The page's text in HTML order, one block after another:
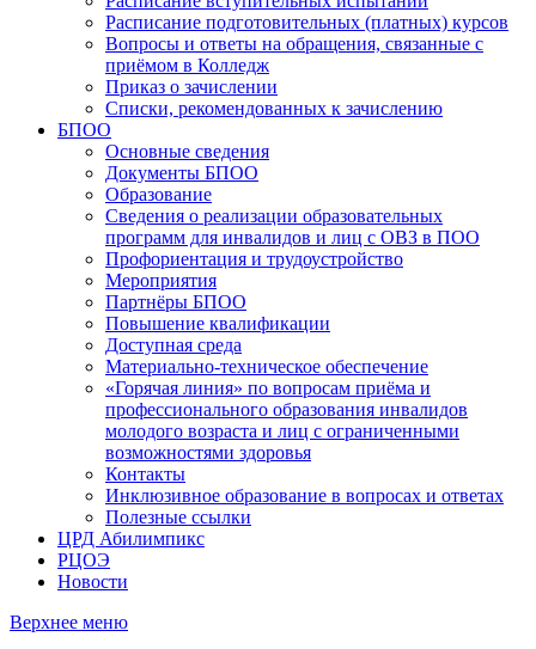
Расписание подготовительных (платных) курсов
Вопросы и ответы на обращения, связанные с
приёмом в Колледж
Приказ о зачислении
Списки, рекомендованных к зачислению
БПОО
Основные сведения
Документы БПОО
Образование
Сведения о реализации образовательных
программ для инвалидов и лиц с ОВЗ в ПОО
Профориентация и трудоустройство
Мероприятия
Партнёры БПОО
Повышение квалификации
Доступная среда
Материально-техническое обеспечение
«Горячая линия» по вопросам приёма и
профессионального образования инвалидов
молодого возраста и лиц с ограниченными
возможностями здоровья
Контакты
Инклюзивное образование в вопросах и ответах
Полезные ссылки
ЦРД Абилимпикс
РЦОЭ
Новости
Верхнее меню